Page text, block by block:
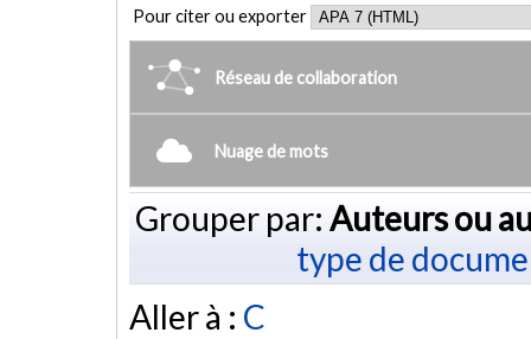
Pour citer ou exporter
Réseau de collaboration
Nuage de mots
Grouper par: Auteurs ou
type de
Aller à : C